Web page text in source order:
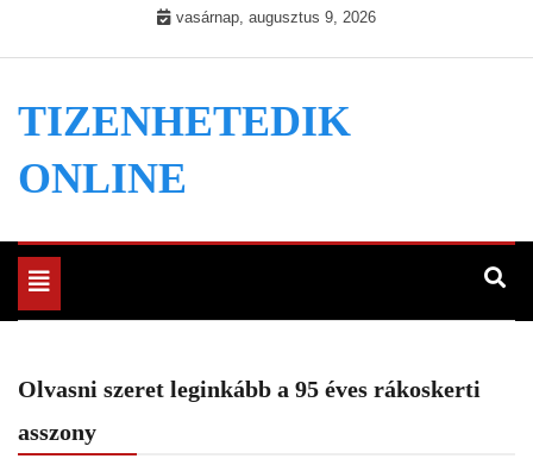
vasárnap, augusztus 9, 2026
TIZENHETEDIK
ONLINE
Toggle
navigation
Olvasni szeret leginkább a 95 éves rákoskerti
asszony